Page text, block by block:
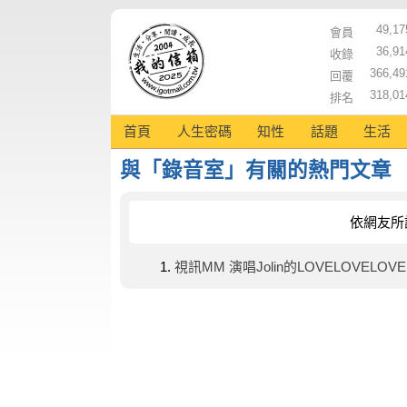
會員
收錄
回覆
排名
首頁 人生密碼 知性 話題 生活
與「錄音室」有關的熱門文章
依網友
視訊MM 演唱Jolin的